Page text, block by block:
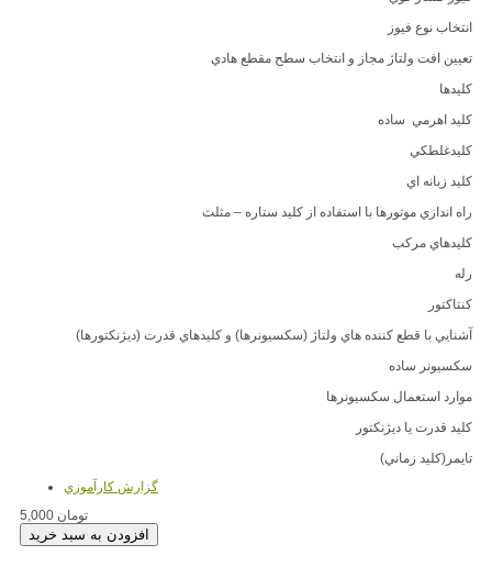
انتخاب نوع فيوز
تعيين افت ولتاژ مجاز و انتخاب سطح مقطع هادي
كليدها
كليد اهرمي ساده
كليدغلطكي
كليد زبانه اي
راه اندازي موتورها با استفاده از كليد ستاره – مثلث
كليدهاي مركب
رله
کنتاکتور
آشنايي با قطع كننده هاي ولتاژ (سكسيونرها) و كليدهاي قدرت (ديژنكتورها)
سكسيونر ساده
موارد استعمال سكسيونرها
كليد قدرت يا ديژنكتور
تايمر(كليد زماني)
گزارش کارآموزي
5,000 تومان